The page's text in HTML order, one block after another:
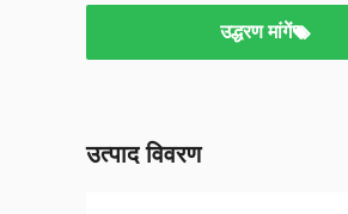
उद्धरण मांगें
उत्पाद विवरण